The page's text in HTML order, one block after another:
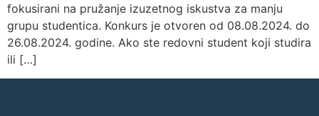
fokusirani na pružanje izuzetnog iskustva za manju
grupu studentica. Konkurs je otvoren od 08.08.2024. do
26.08.2024. godine. Ako ste redovni student koji studira
ili […]